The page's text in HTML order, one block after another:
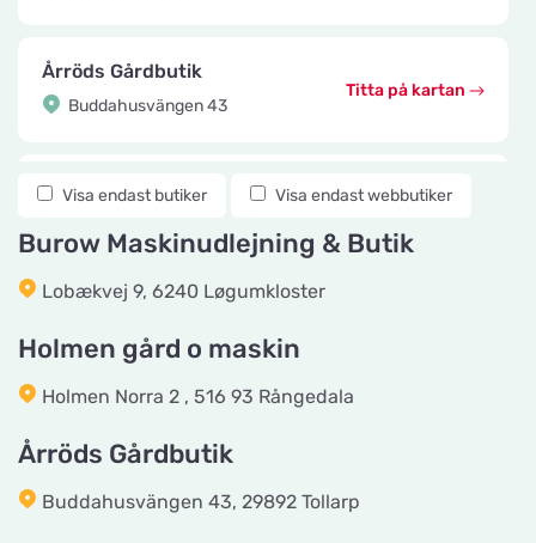
Årröds Gårdbutik
Buddahusvängen 43
Titta på kartan
Knuttes Djurcenter
Titta på kartan
vetzoo.se
Frösundaviks Allé 1
Summerredvej 1
Visa endast butiker Visa endast webbutiker
Burow Maskinudlejning & Butik
Lobækvej 9, 6240 Løgumkloster
Holmen gård o maskin
Holmen Norra 2 , 516 93 Rångedala
Årröds Gårdbutik
Buddahusvängen 43, 29892 Tollarp